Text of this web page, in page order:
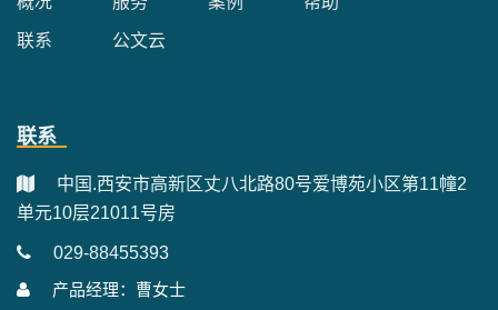
联系 公文云
联系
中国.西安市高新区丈八北路80号爱博苑小区第11幢2
单元10层21011号房
029-88455393
产品经理：曹女士